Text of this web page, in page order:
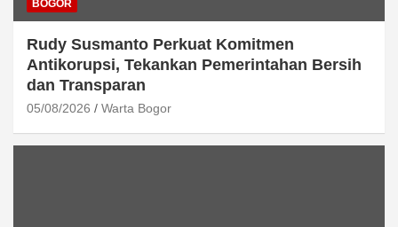
BOGOR
Rudy Susmanto Perkuat Komitmen
Antikorupsi, Tekankan Pemerintahan Bersih
dan Transparan
05/08/2026 Warta Bogor